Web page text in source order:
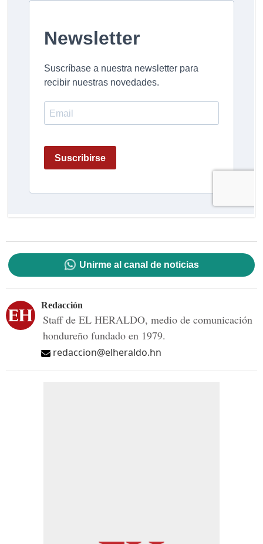
Unirme al canal de noticias
Redacción
Staff de EL HERALDO, medio de comunicación
hondureño fundado en 1979.
redaccion@elheraldo.hn